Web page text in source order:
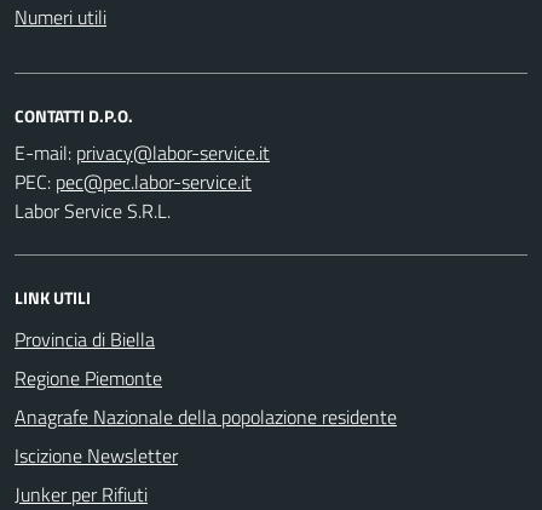
Numeri utili
CONTATTI D.P.O.
E-mail:
PEC:
Labor Service S.R.L.
LINK UTILI
Provincia di Biella
Regione Piemonte
Anagrafe Nazionale della popolazione residente
Iscizione Newsletter
Junker per Rifiuti